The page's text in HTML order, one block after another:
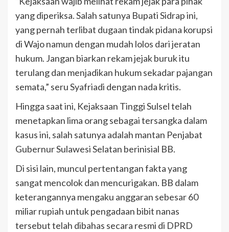
yang diperiksa. Salah satunya Bupati Sidrap ini,
yang pernah terlibat dugaan tindak pidana korupsi
di Wajo namun dengan mudah lolos dari jeratan
hukum. Jangan biarkan rekam jejak buruk itu
terulang dan menjadikan hukum sekadar pajangan
semata,” seru Syafriadi dengan nada kritis.
Hingga saat ini, Kejaksaan Tinggi Sulsel telah
menetapkan lima orang sebagai tersangka dalam
kasus ini, salah satunya adalah mantan Penjabat
Gubernur Sulawesi Selatan berinisial BB.
Di sisi lain, muncul pertentangan fakta yang
sangat mencolok dan mencurigakan. BB dalam
keterangannya mengaku anggaran sebesar 60
miliar rupiah untuk pengadaan bibit nanas
tersebut telah dibahas secara resmi di DPRD